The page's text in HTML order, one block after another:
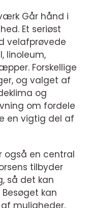
Går hånd i
Et seriøst
velafprøvede
linoleum,
Forskellige
og valget af
og
om fordele
en vigtig del af
også en central
tilbyder
så det kan
kan
muligheder,